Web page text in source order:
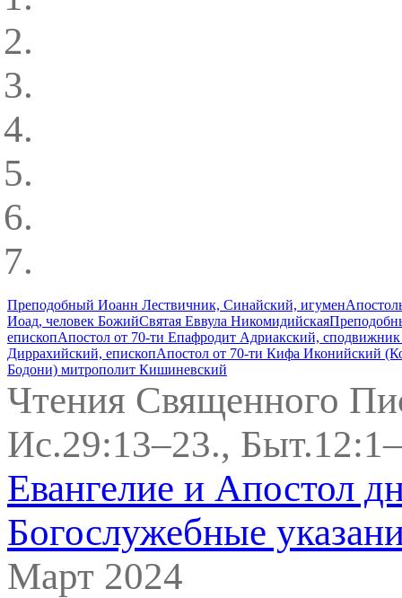
Преподобный Иоанн Лествичник, Синайский, игумен
Иоад, человек БожийСвятая Еввула Никомидийская
епископАпостол от 70-ти Епафродит Адриакский,
Диррахийский, епископАпостол от 70-ти Кифа Иконийский
Бодони) митрополит Кишиневский
Чтения Священного
Ис.29:13–23.,
Евангелие и Апостол
Богослужебные
Март 2024